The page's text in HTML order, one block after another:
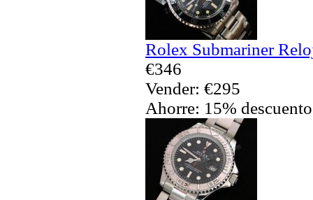
Rolex Submariner
€346
Vender: €295
Ahorre: 15% descuento